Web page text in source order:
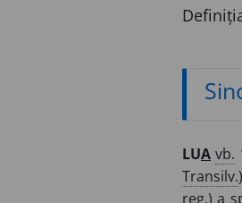
LUA vb.
Transilv.
reg.) a